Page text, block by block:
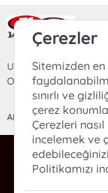
Ra
Uzun Sokak Saray
Ortahisar/TRABZON
ANASAYFA YARDIM
Çerezler
Sitemizden
sınırlı ve
çerez
Çerezleri nasıl
incelemek ve
Politikamızı